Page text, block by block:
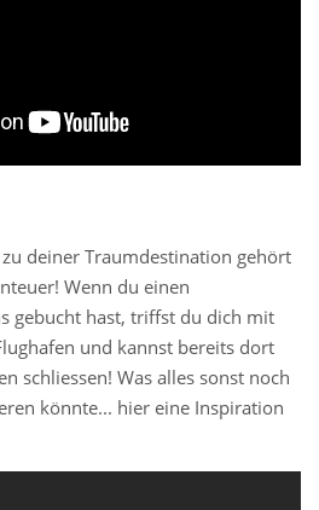
deiner Traumdestination gehört
Wenn du einen
gebucht hast, triffst du dich mit
und kannst bereits dort
schliessen! Was alles sonst noch
könnte... hier eine Inspiration